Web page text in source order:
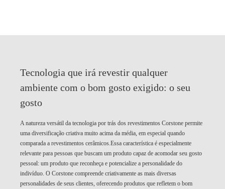
Tecnologia que irá revestir qualquer
ambiente com o bom gosto exigido: o seu
gosto
A natureza versátil da tecnologia por trás dos revestimentos Corstone permite
uma diversificação criativa muito acima da média, em especial quando
comparada a revestimentos cerâmicos.Essa característica é especialmente
relevante para pessoas que buscam um produto capaz de acomodar seu gosto
pessoal: um produto que reconheça e potencialize a personalidade do
indivíduo. O Corstone compreende criativamente as mais diversas
personalidades de seus clientes, oferecendo produtos que refletem o bom